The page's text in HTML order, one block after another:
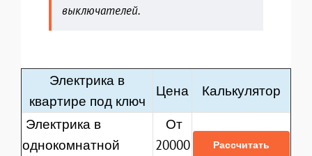
выключателей.
Электрика в
квартире под ключ
Цена
Калькулятор
Электрика в
однокомнатной
От
20000
Рассчитать